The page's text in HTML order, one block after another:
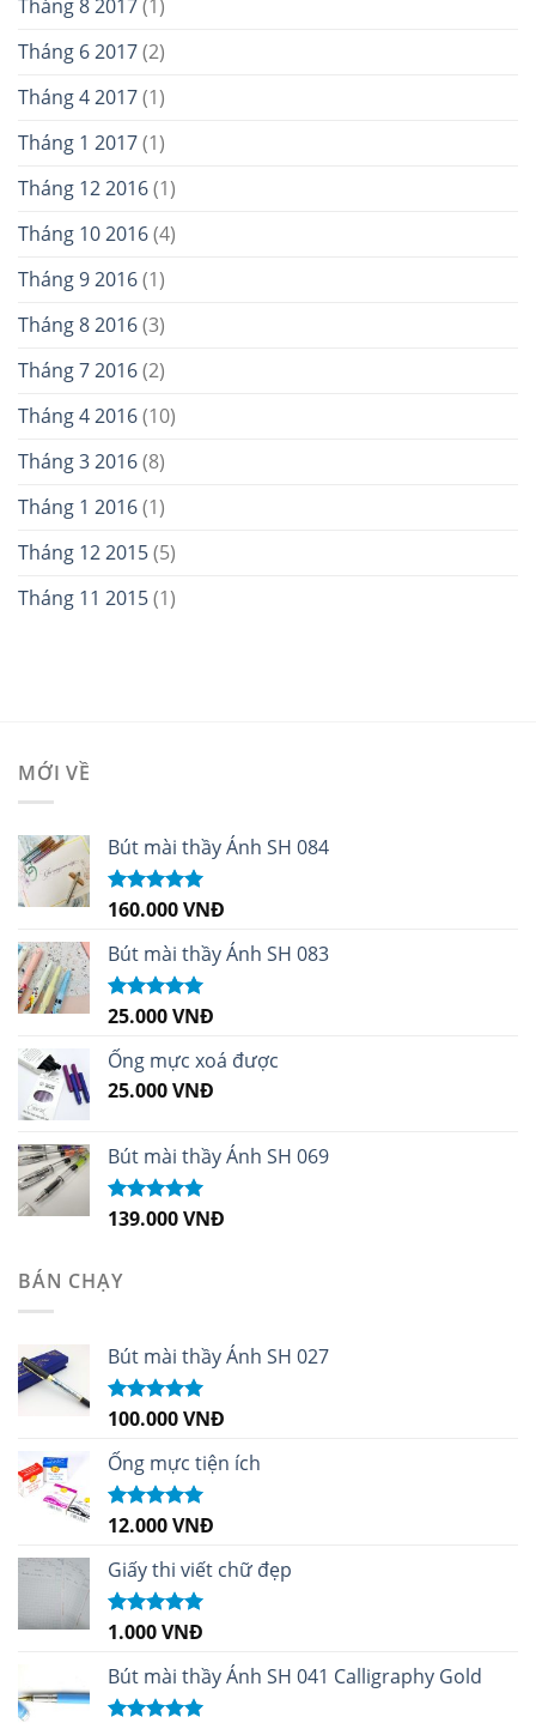
Tháng 8 2017(1)
Tháng 6 2017(2)
Tháng 4 2017(1)
Tháng 1 2017(1)
Tháng 12 2016(1)
Tháng 10 2016(4)
Tháng 9 2016(1)
Tháng 8 2016(3)
Tháng 7 2016(2)
Tháng 4 2016(10)
Tháng 3 2016(8)
Tháng 1 2016(1)
Tháng 12 2015(5)
Tháng 11 2015(1)
MỚI VỀ
Bút mài thầy Ánh SH 084
Được xếp
sao
160.000VNĐ
Bút mài thầy Ánh SH 083
Được xếp
sao
25.000VNĐ
Ống mực xoá được
25.000VNĐ
Bút mài thầy Ánh SH 069
Được xếp
139.000VNĐ
BÁN CHẠY
Bút mài thầy Ánh SH 027
Được xếp
sao
100.000VNĐ
Ống mực tiện ích
Được xếp
sao
12.000VNĐ
Giấy thi viết chữ đẹp
Được xếp
sao
1.000VNĐ
Bút mài thầy Ánh SH 041 Calligraphy Gold